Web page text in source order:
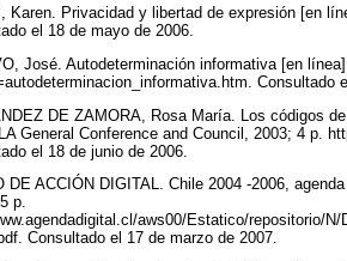
Karen. Privacidad y libertad de expresión [en
el 18 de mayo de 2006.
José. Autodeterminación informativa [en
Consultado
DE ZAMORA, Rosa María. Los códigos
General Conference and Council, 2003; 4 p.
el 18 de junio de 2006.
DE ACCIÓN DIGITAL. Chile 2004 -2006,
p.
aws00/Estatico/repositorio/
Consultado el 17 de marzo de 2007.